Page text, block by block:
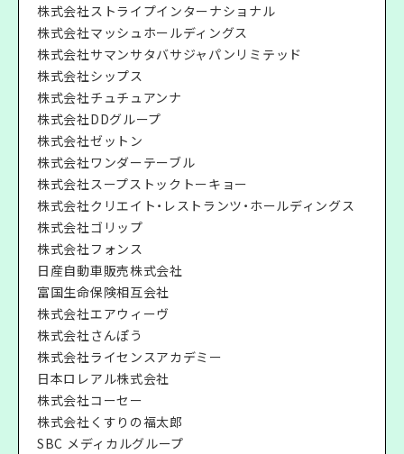
株式会社ストライプインターナショナル
株式会社マッシュホールディングス
株式会社サマンサタバサジャパンリミテッド
株式会社シップス
株式会社チュチュアンナ
株式会社DDグループ
株式会社ゼットン
株式会社ワンダーテーブル
株式会社スープストックトーキョー
株式会社クリエイト・レストランツ・ホールディングス
株式会社ゴリップ
株式会社フォンス
日産自動車販売株式会社
富国生命保険相互会社
株式会社エアウィーヴ
株式会社さんぽう
株式会社ライセンスアカデミー
日本ロレアル株式会社
株式会社コーセー
株式会社くすりの福太郎
SBC メディカルグループ